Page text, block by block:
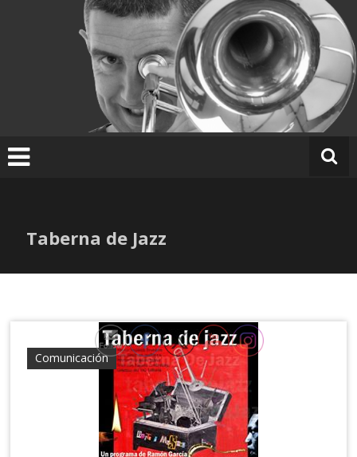
Taberna de Jazz
Comunicación